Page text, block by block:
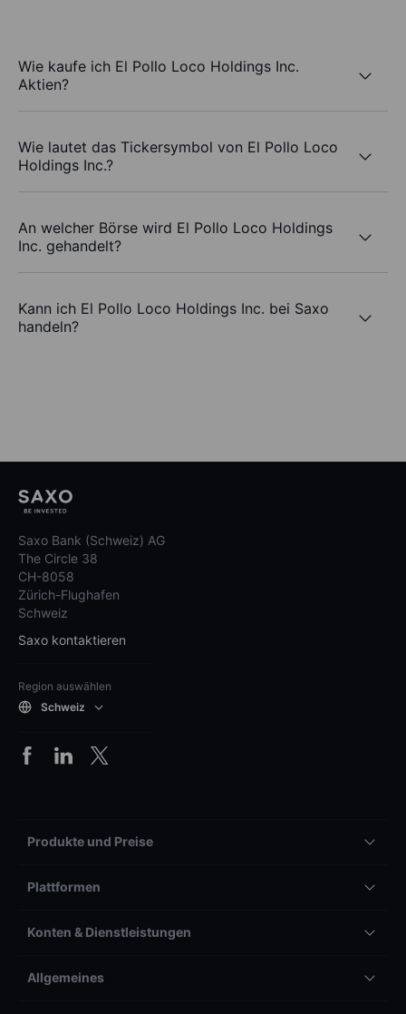
Wie kaufe ich El Pollo Loco Holdings Inc.
Aktien?
Wie lautet das Tickersymbol von El Pollo Loco
Holdings Inc.?
An welcher Börse wird El Pollo Loco Holdings
Inc. gehandelt?
Kann ich El Pollo Loco Holdings Inc. bei Saxo
handeln?
Saxo Bank (Schweiz) AG
The Circle 38
CH-8058
Zürich-Flughafen
Schweiz
Saxo kontaktieren
Region auswählen
Schweiz
Produkte und Preise
Plattformen
Konten & Dienstleistungen
Allgemeines